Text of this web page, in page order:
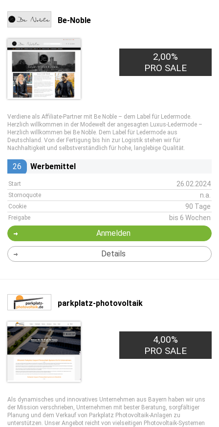
Be-Noble
2,00%
PRO SALE
Verdiene als Affiliate-Partner mit Be Noble – dem Label für Ledermode.
Herzlich willkommen in der Modewelt der angesagten Luxus-Ledermode –
Herzlich willkommen bei Be Noble. Dem Label für Ledermode aus
Deutschland. Von der Fertigung bis hin zur Logistik stehen wir für
Nachhaltigkeit und selbstverständlich für hohe, langlebige Qualität.
26 Werbemittel
Start 26.02.2024
Stornoquote n.a.
Cookie 90 Tage
Freigabe bis 6 Wochen
Anmelden
Details
parkplatz-photovoltaik
4,00%
PRO SALE
Als dynamisches und innovatives Unternehmen aus Bayern haben wir uns
der Mission verschrieben, Unternehmen mit bester Beratung, sorgfältiger
Planung und dem Verkauf von Parkplatz Photovoltaik-Anlagen zu
unterstützen. Unser Angebot reicht von vielseitigen Photovoltaik-Systemen